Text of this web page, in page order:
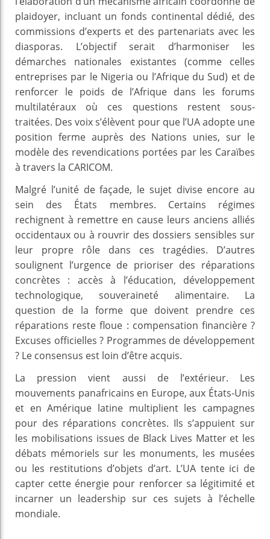
plaidoyer, incluant un fonds continental dédié, des
commissions d’experts et des partenariats avec les
diasporas. L’objectif serait d’harmoniser les
démarches nationales existantes (comme celles
entreprises par le Nigeria ou l’Afrique du Sud) et de
renforcer le poids de l’Afrique dans les forums
multilatéraux où ces questions restent sous-
traitées. Des voix s’élèvent pour que l’UA adopte une
position ferme auprès des Nations unies, sur le
modèle des revendications portées par les Caraïbes
à travers la CARICOM.
Malgré l’unité de façade, le sujet divise encore au
sein des États membres. Certains régimes
rechignent à remettre en cause leurs anciens alliés
occidentaux ou à rouvrir des dossiers sensibles sur
leur propre rôle dans ces tragédies. D’autres
soulignent l’urgence de prioriser des réparations
concrètes : accès à l’éducation, développement
technologique, souveraineté alimentaire. La
question de la forme que doivent prendre ces
réparations reste floue : compensation financière ?
Excuses officielles ? Programmes de développement
? Le consensus est loin d’être acquis.
La pression vient aussi de l’extérieur. Les
mouvements panafricains en Europe, aux États-Unis
et en Amérique latine multiplient les campagnes
pour des réparations concrètes. Ils s’appuient sur
les mobilisations issues de Black Lives Matter et les
débats mémoriels sur les monuments, les musées
ou les restitutions d’objets d’art. L’UA tente ici de
capter cette énergie pour renforcer sa légitimité et
incarner un leadership sur ces sujets à l’échelle
mondiale.